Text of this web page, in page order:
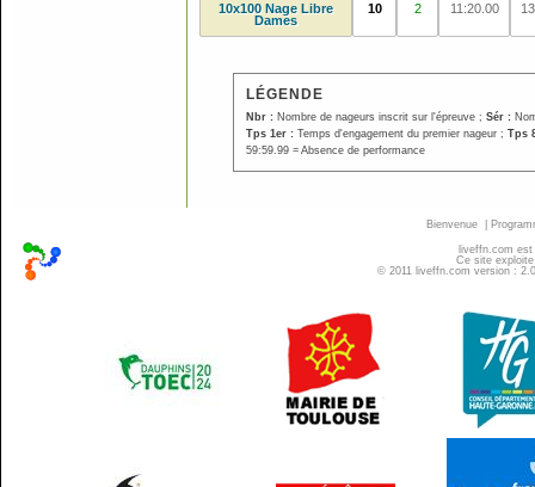
10x100 Nage Libre
Dames
10 2 11:20.00
LÉGENDE
Nbr : Nombre de nageurs inscrit sur l'épreuve ; Sér :
Tps 1er : Temps d'engagement du premier nageur ; Tps
59:59.99 = Absence de performance
Bienvenue
liveffn.com
Ce site
© 2011 liveffn.com version :